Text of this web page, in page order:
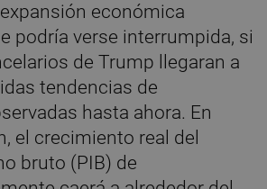
económica
podría verse interrumpida, si
de Trump llegaran a
tendencias de
hasta ahora. En
el crecimiento real del
bruto (PIB) de